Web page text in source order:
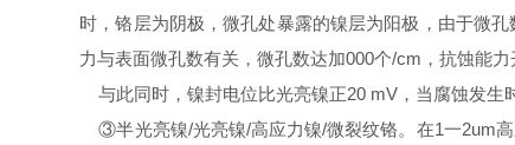
时，铬层为阴极，微孔处暴露的镍层为阳极，由于微
力与表面微孔数有关，微孔数达加000个/cm ，抗蚀能
与此同时，镍封电位比光亮镍正20 mV ，当腐蚀发生
③半光亮镍/光亮镍/高应力镍/微裂纹铬。在1一2um